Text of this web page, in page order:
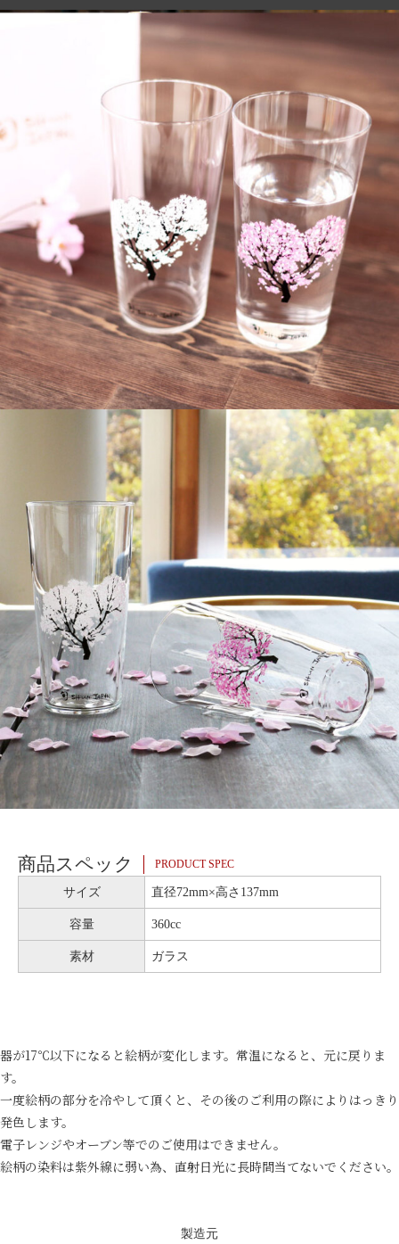
商品スペック PRODUCT SPEC
サイズ 直径72mm×高さ137mm
容量 360cc
素材 ガラス
器が17℃以下になると絵柄が変化します。常温になると、元に戻りま
す。
一度絵柄の部分を冷やして頂くと、その後のご利用の際によりはっきり
発色します。
電子レンジやオーブン等でのご使用はできません。
絵柄の染料は紫外線に弱い為、直射日光に長時間当てないでください。
製造元